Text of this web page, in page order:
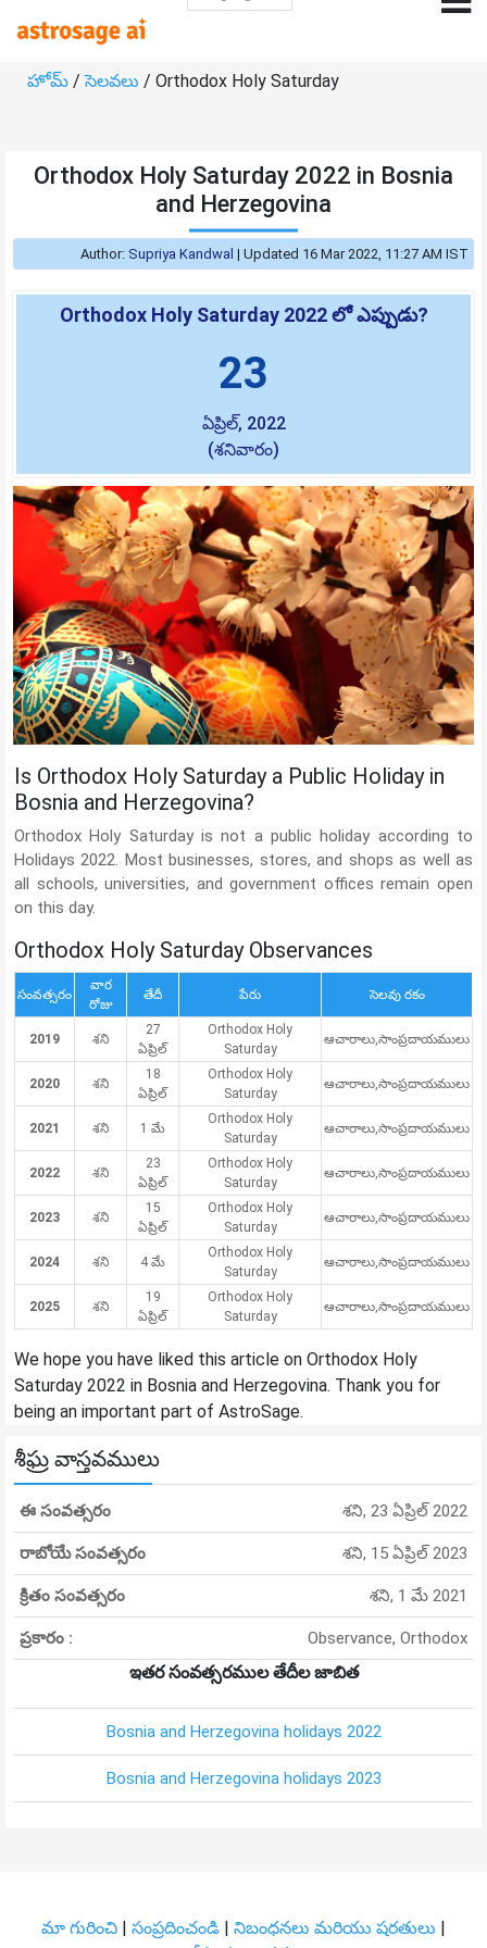
హోమ్ /సెలవలు / Orthodox Holy Saturday
Orthodox Holy Saturday 2022 in Bosnia
and Herzegovina
Author: Supriya Kandwal | Updated 16 Mar 2022, 11:27 AM IST
Orthodox Holy Saturday 2022 లో ఎప్పుడు?
23
ఏప్రిల్, 2022
(శనివారం)
Is Orthodox Holy Saturday a Public Holiday in
Bosnia and Herzegovina?
Orthodox Holy Saturday is not a public holiday according to
Holidays 2022. Most businesses, stores, and shops as well as
all schools, universities, and government offices remain open
on this day.
Orthodox Holy Saturday Observances
సంవత్సరం
వార
రోజు
తేదీ పేరు సెలవు రకం
2019 శని
27
ఏప్రిల్
Orthodox Holy
Saturday
ఆచారాలు,సాంప్రదాయములు
2020 శని
18
ఏప్రిల్
Orthodox Holy
Saturday
ఆచారాలు,సాంప్రదాయములు
2021 శని 1 మే
Orthodox Holy
Saturday
ఆచారాలు,సాంప్రదాయములు
2022 శని
23
ఏప్రిల్
Orthodox Holy
Saturday
ఆచారాలు,సాంప్రదాయములు
2023 శని
15
ఏప్రిల్
Orthodox Holy
Saturday
ఆచారాలు,సాంప్రదాయములు
2024 శని 4 మే
Orthodox Holy
Saturday
ఆచారాలు,సాంప్రదాయములు
2025 శని
19
ఏప్రిల్
Orthodox Holy
Saturday
ఆచారాలు,సాంప్రదాయములు
We hope you have liked this article on Orthodox Holy
Saturday 2022 in Bosnia and Herzegovina. Thank you for
being an important part of AstroSage.
శీఘ్ర వాస్తవములు
ఈ సంవత్సరం శని, 23 ఏప్రిల్ 2022
రాబోయే సంవత్సరం శని, 15 ఏప్రిల్ 2023
క్రితం సంవత్సరం శని, 1 మే 2021
ప్రకారం : Observance, Orthodox
ఇతర సంవత్సరముల తేదీల జాబిత
Bosnia and Herzegovina holidays 2022
Bosnia and Herzegovina holidays 2023
మా గురించి | సంప్రదించండి | నిబంధనలు మరియు షరతులు |